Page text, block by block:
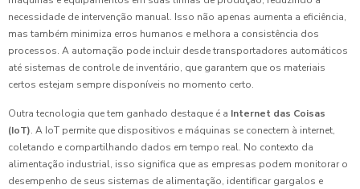
necessidade de intervenção manual. Isso não apenas aumenta a eficiência,
mas também minimiza erros humanos e melhora a consistência dos
processos. A automação pode incluir desde transportadores automáticos
até sistemas de controle de inventário, que garantem que os materiais
certos estejam sempre disponíveis no momento certo.
Outra tecnologia que tem ganhado destaque é a Internet das Coisas
(IoT). A IoT permite que dispositivos e máquinas se conectem à internet,
coletando e compartilhando dados em tempo real. No contexto da
alimentação industrial, isso significa que as empresas podem monitorar o
desempenho de seus sistemas de alimentação, identificar gargalos e